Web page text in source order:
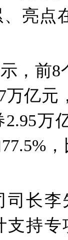
亮点
前8
万亿元
万
长李
支持